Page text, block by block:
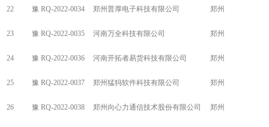
22 豫 RQ-2022-0034 郑州普厚电子科技有限公司 郑州
23 豫 RQ-2022-0035 河南万全科技有限公司 郑州
24 豫 RQ-2022-0036 河南开拓者易货科技有限公司 郑州
25 豫 RQ-2022-0037 郑州猛犸软件科技有限公司 郑州
26 豫 RQ-2022-0038 郑州向心力通信技术股份有限公司 郑州